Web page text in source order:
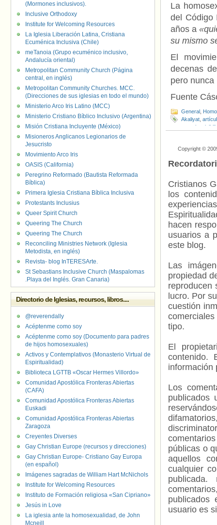
La
del Código
años a
su mismo
El
decenas
pero
Fuente
General
Akaliyat
armario
Copyright ©
Cristianos
los
hacen
usuarios a
este blog.
Las
propiedad
reproducen
lucro. Por
cuestión
tipo.
El
contenido.
información
Los
publicados
públicas o
aquellos
cualquier
usuario es
(Mormones inclusivos).
Inclusive Orthodoxy
Institute for Welcoming Resources
La Iglesia Liberación Latina, Cristiana
Ecuménica Inclusiva (Chile)
meTanoia (Grupo ecuménico inclusivo,
Andalucía oriental)
Metropolitan Community Church (Página
central, en inglés)
Metropolitan Community Churches. MCC.
(Direcciones de sus iglesias en todo el mundo)
Ministerio Arco Iris Latino (MCC)
Ministerio Cristiano Bíblico Inclusivo (Argentina)
Misión Cristiana Incluyente (México)
Misioneros Anglicanos Legionarios de
Jesucristo
Movimiento Arco Iris
OASIS (California)
Peregrino Reformado (Bautista Reformada
Bíblica)
Primera Iglesia Cristiana Bíblica Inclusiva
Protestants Inclusius
Queer Spirit Church
Queering The Church
Queering The Church
Reconciling Ministries Network (Iglesia
Metodista, en inglés)
Revista- blog InTERESArte.
St Sebastians Inclusive Church (Maspalomas
.Playa del Inglés. Gran Canaria)
Directorio de Iglesias, recursos, libros....
@reverendally
Acéptenme como soy
Acéptenme como soy (Documento para padres
de hijos homosexuales)
Activos y Contemplativos (Monasterio Virtual de
Espiritualidad)
Biblioteca LGTTB «Oscar Hermes Villordo»
Comunidad Apostólica Fronteras Abiertas
(CAFA)
Comunidad Apostólica Fronteras Abiertas
Euskadi
Comunidad Apostólica Fronteras Abiertas
Zaragoza
Creyentes Diverses
Gay Christian Europe (recursos y direcciones)
Gay Christian Europe- Cristiano Gay Europa
(en español)
Imágenes sagradas de William Hart McNichols
Institute for Welcoming Resources
Instituto de Formación religiosa «San Cipriano»
Jesús in Love
La iglesia ante la homosexualidad, de John
Mcneill